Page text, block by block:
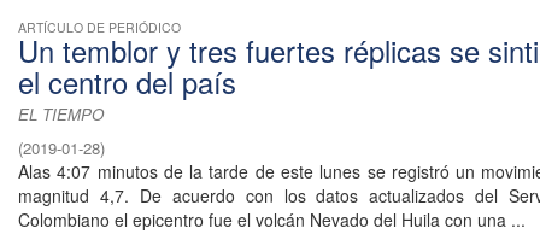
ARTÍCULO DE PERIÓDICO
Un temblor y tres fuertes réplicas se
el centro del país
EL TIEMPO
(2019-01-28)
Alas 4:07 minutos de la tarde de este lunes se registró un
magnitud 4,7. De acuerdo con los datos actualizados del
Colombiano el epicentro fue el volcán Nevado del Huila con una ...